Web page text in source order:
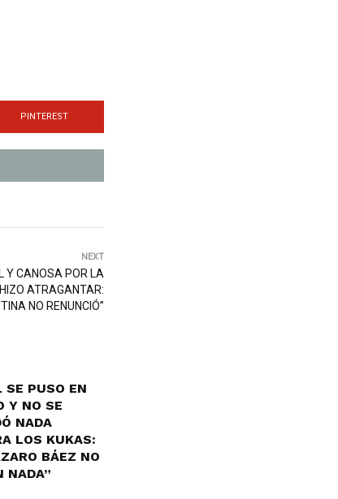
PINTEREST
NEXT
Y CANOSA POR LA
ATRAGANTAR:
NO RENUNCIÓ”
SE PUSO EN
Y NO SE
NADA
LOS KUKAS:
BÁEZ NO
NADA”